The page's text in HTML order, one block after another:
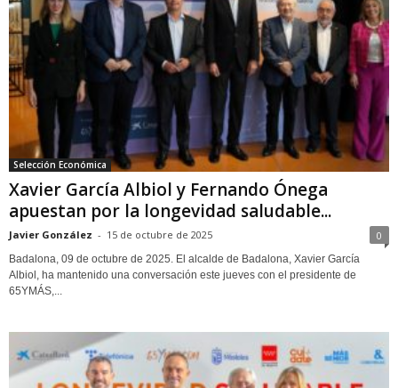
Selección Económica
Xavier García Albiol y Fernando Ónega
apuestan por la longevidad saludable...
Javier González - 15 de octubre de 2025 0
Badalona, 09 de octubre de 2025. El alcalde de Badalona, Xavier García
Albiol, ha mantenido una conversación este jueves con el presidente de
65YMÁS,...